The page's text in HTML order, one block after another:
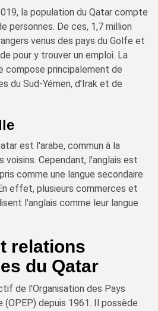
la population du Qatar compte
personnes. De ces, 1,7 million
venus des pays du Golfe et
pour y trouver un emploi. La
compose principalement de
du Sud-Yémen, d’Irak et de
est l'arabe, commun à la
voisins. Cependant, l'anglais est
comme une langue secondaire
effet, plusieurs commerces et
l'anglais comme leur langue
relations
du Qatar
de l'Organisation des Pays
depuis 1961. Il possède